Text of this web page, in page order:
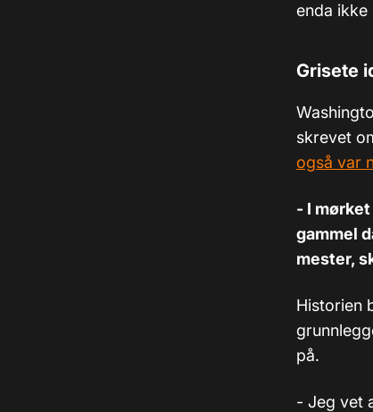
enda
Grisete
skrevet
også var
- I
gammel
mester,
Historien
på.
- Jeg vet